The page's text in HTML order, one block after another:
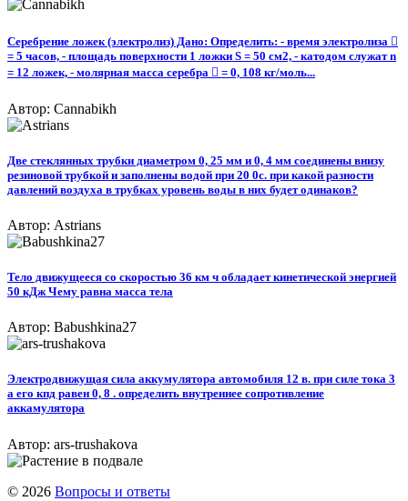
Серебрение ложек (электролиз) Дано: Определить: - время электролиза 
= 5 часов, - площадь поверхности 1 ложки S = 50 см2, - катодом служат n
= 12 ложек, - молярная масса серебра  = 0, 108 кг/моль...
Автор: Cannabikh
Две стеклянных трубки диаметром 0, 25 мм и 0, 4 мм соединены внизу
резиновой трубкой и заполнены водой при 20 0с. при какой разности
давлений воздуха в трубках уровень воды в них будет одинаков?
Автор: Astrians
Тело движущееся со скоростью 36 км ч обладает кинетической энергией
50 кДж Чему равна масса тела
Автор: Babushkina27
Электродвижущая сила аккумулятора автомобиля 12 в. при силе тока 3
а его кпд равен 0, 8 . определить внутреннее сопротивление
аккамулятора
Автор: ars-trushakova
© 2026 Вопросы и ответы